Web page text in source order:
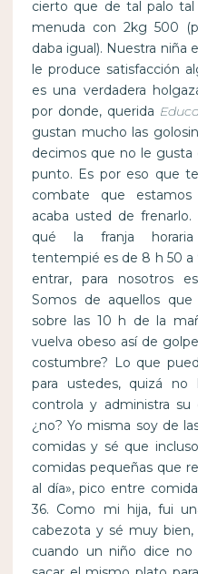
cierto que de tal palo
menuda con 2kg 500
daba igual). Nuestra niña
le produce satisfacción
es una verdadera
por donde, querida
gustan mucho las
decimos que no le
punto. Es por eso que
combate que estamos
acaba usted de
qué la franja horaria
tentempié es de 8 h 50 a
entrar, para nosotros
Somos de aquellos
sobre las 10 h de la
vuelva obeso así de
costumbre? Lo que
para ustedes, quizá
controla y administra
¿no? Yo misma soy de
comidas y sé que
comidas pequeñas que
al día», pico entre
36. Como mi hija, fui
cabezota y sé muy bien,
cuando un niño dice